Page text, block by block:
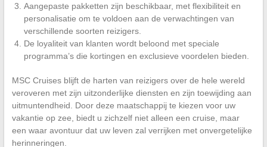
Aangepaste pakketten zijn beschikbaar, met flexibiliteit en
personalisatie om te voldoen aan de verwachtingen van
verschillende soorten reizigers.
De loyaliteit van klanten wordt beloond met speciale
programma’s die kortingen en exclusieve voordelen bieden.
MSC Cruises blijft de harten van reizigers over de hele wereld
veroveren met zijn uitzonderlijke diensten en zijn toewijding aan
uitmuntendheid. Door deze maatschappij te kiezen voor uw
vakantie op zee, biedt u zichzelf niet alleen een cruise, maar
een waar avontuur dat uw leven zal verrijken met onvergetelijke
herinneringen.